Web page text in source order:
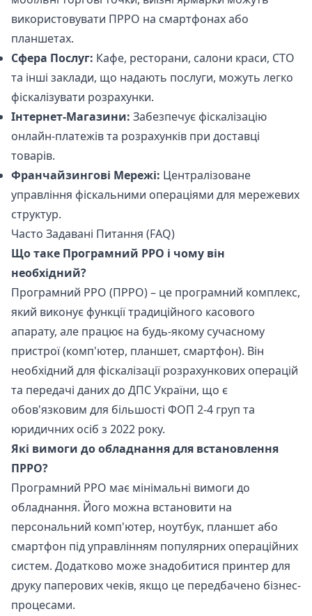
використовувати ПРРО на смартфонах або
планшетах.
Сфера Послуг: Кафе, ресторани, салони краси, СТО
та інші заклади, що надають послуги, можуть легко
фіскалізувати розрахунки.
Інтернет-Магазини: Забезпечує фіскалізацію
онлайн-платежів та розрахунків при доставці
товарів.
Франчайзингові Мережі: Централізоване
управління фіскальними операціями для мережевих
структур.
Часто Задавані Питання (FAQ)
Що таке Програмний РРО і чому він
необхідний?
Програмний РРО (ПРРО) – це програмний комплекс,
який виконує функції традиційного касового
апарату, але працює на будь-якому сучасному
пристрої (комп'ютер, планшет, смартфон). Він
необхідний для фіскалізації розрахункових операцій
та передачі даних до ДПС України, що є
обов'язковим для більшості ФОП 2-4 груп та
юридичних осіб з 2022 року.
Які вимоги до обладнання для встановлення
ПРРО?
Програмний РРО має мінімальні вимоги до
обладнання. Його можна встановити на
персональний комп'ютер, ноутбук, планшет або
смартфон під управлінням популярних операційних
систем. Додатково може знадобитися принтер для
друку паперових чеків, якщо це передбачено бізнес-
процесами.